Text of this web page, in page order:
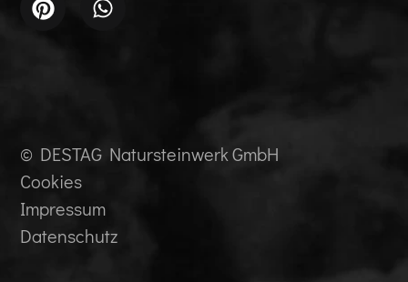
© DESTAG Natursteinwerk GmbH
Cookies
Impressum
Datenschutz